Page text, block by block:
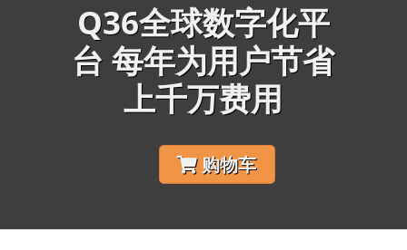
Q36全球数字化平
台 每年为用户节省
上千万费用
购物车